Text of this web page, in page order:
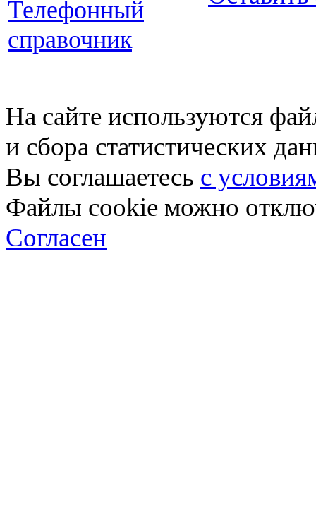
Телефонный
справочник
На сайте используются
и сбора статистических
Вы соглашаетесь с
Файлы cookie можно
Согласен